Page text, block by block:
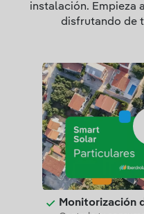
instalación. Empieza
disfrutando de
Monitorización